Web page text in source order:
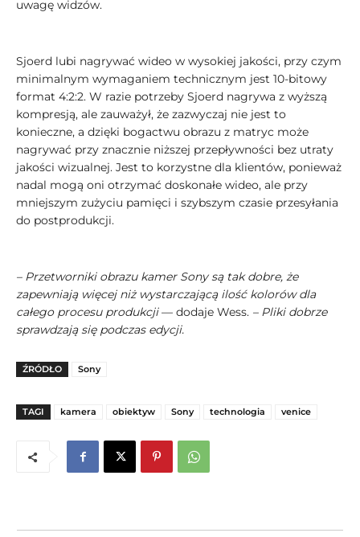
uwagę widzów.
Sjoerd lubi nagrywać wideo w wysokiej jakości, przy czym
minimalnym wymaganiem technicznym jest 10-bitowy
format 4:2:2. W razie potrzeby Sjoerd nagrywa z wyższą
kompresją, ale zauważył, że zazwyczaj nie jest to
konieczne, a dzięki bogactwu obrazu z matryc może
nagrywać przy znacznie niższej przepływności bez utraty
jakości wizualnej. Jest to korzystne dla klientów, ponieważ
nadal mogą oni otrzymać doskonałe wideo, ale przy
mniejszym zużyciu pamięci i szybszym czasie przesyłania
do postprodukcji.
– Przetworniki obrazu kamer Sony są tak dobre, że
zapewniają więcej niż wystarczającą ilość kolorów dla
całego procesu produkcji— dodaje Wess. – Pliki dobrze
sprawdzają się podczas edycji.
ŹRÓDŁO Sony
TAGI kamera obiektyw Sony technologia venice